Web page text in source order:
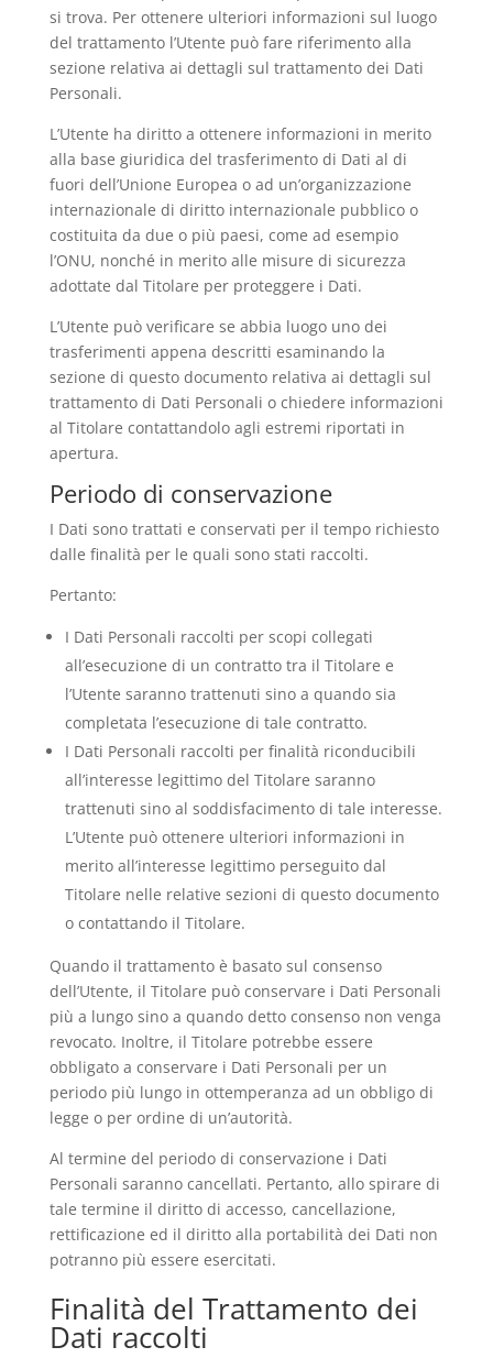
si trova. Per ottenere ulteriori informazioni sul luogo
del trattamento l’Utente può fare riferimento alla
sezione relativa ai dettagli sul trattamento dei Dati
Personali.
L’Utente ha diritto a ottenere informazioni in merito
alla base giuridica del trasferimento di Dati al di
fuori dell’Unione Europea o ad un’organizzazione
internazionale di diritto internazionale pubblico o
costituita da due o più paesi, come ad esempio
l’ONU, nonché in merito alle misure di sicurezza
adottate dal Titolare per proteggere i Dati.
L’Utente può verificare se abbia luogo uno dei
trasferimenti appena descritti esaminando la
sezione di questo documento relativa ai dettagli sul
trattamento di Dati Personali o chiedere informazioni
al Titolare contattandolo agli estremi riportati in
apertura.
Periodo di conservazione
I Dati sono trattati e conservati per il tempo richiesto
dalle finalità per le quali sono stati raccolti.
Pertanto:
I Dati Personali raccolti per scopi collegati
all’esecuzione di un contratto tra il Titolare e
l’Utente saranno trattenuti sino a quando sia
completata l’esecuzione di tale contratto.
I Dati Personali raccolti per finalità riconducibili
all’interesse legittimo del Titolare saranno
trattenuti sino al soddisfacimento di tale interesse.
L’Utente può ottenere ulteriori informazioni in
merito all’interesse legittimo perseguito dal
Titolare nelle relative sezioni di questo documento
o contattando il Titolare.
Quando il trattamento è basato sul consenso
dell’Utente, il Titolare può conservare i Dati Personali
più a lungo sino a quando detto consenso non venga
revocato. Inoltre, il Titolare potrebbe essere
obbligato a conservare i Dati Personali per un
periodo più lungo in ottemperanza ad un obbligo di
legge o per ordine di un’autorità.
Al termine del periodo di conservazione i Dati
Personali saranno cancellati. Pertanto, allo spirare di
tale termine il diritto di accesso, cancellazione,
rettificazione ed il diritto alla portabilità dei Dati non
potranno più essere esercitati.
Finalità del Trattamento dei
Dati raccolti